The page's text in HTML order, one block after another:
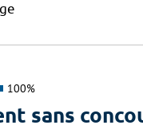
100%
sans